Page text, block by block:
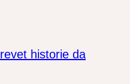
historie da